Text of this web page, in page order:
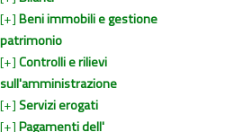
[+]Beni immobili e gestione
patrimonio
[+]Controlli e rilievi
sull'amministrazione
[+]Servizi erogati
[+]Pagamenti dell'